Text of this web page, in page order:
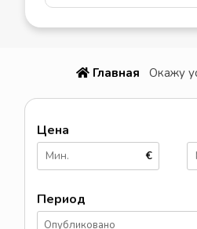
Главная Окажу
Цена
€
Период
Опубликовано